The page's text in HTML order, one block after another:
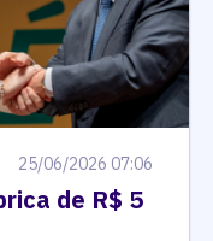
25/06/2026 07:06
de R$ 5